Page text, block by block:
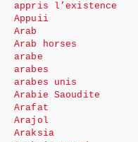
appris l’existence
Appuii
Arab
Arab horses
arabe
arabes
arabes unis
Arabie Saoudite
Arafat
Arajol
Araksia